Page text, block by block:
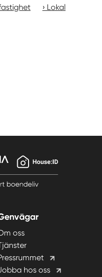
Lokal
oss
hos oss